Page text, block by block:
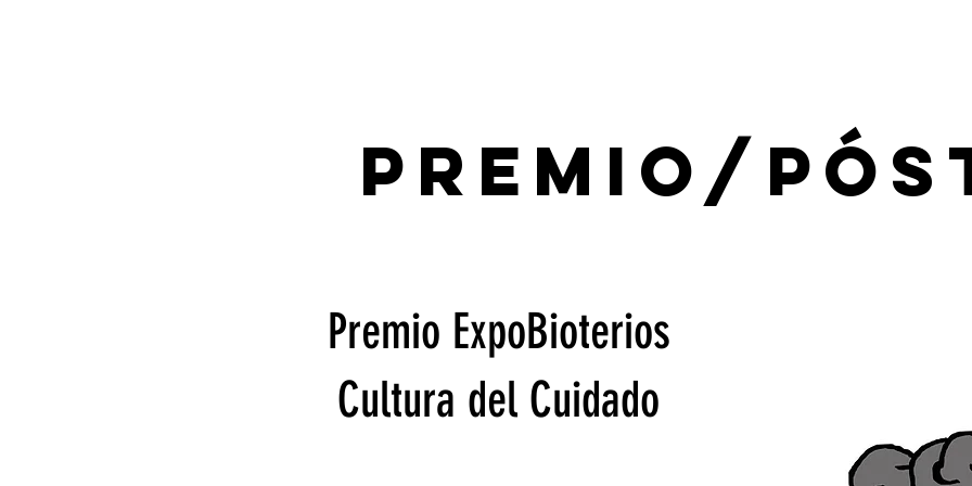
PREMIO/
Premio ExpoBioterios
Cultura del Cuidado